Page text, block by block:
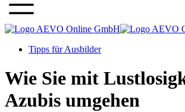
Tipps für Ausbilder
Wie Sie mit
Azubis umgehen